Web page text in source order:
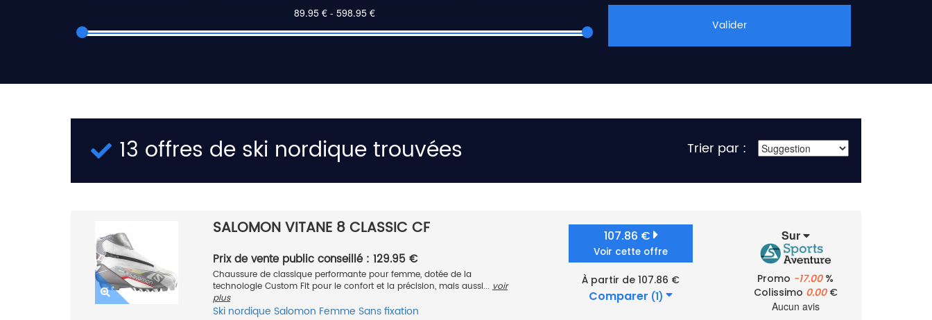
Valider
13 offres de ski nordique trouvées Trier par :
SALOMON VITANE 8 CLASSIC CF
Prix de vente public conseillé : 129.95 €
Chaussure de classique performante pour femme, dotée de la
technologie Custom Fit pour le confort et la précision, mais aussi... voir
plus
Ski nordique Salomon Femme Sans fixation
107.86 €
Voir cette offre
À partir de 107.86 €
Comparer (1)
Sur
Promo -17.00%
Colissimo 0.00€
Aucun avis